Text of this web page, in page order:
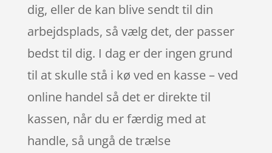
dig, eller de kan blive sendt til din
arbejdsplads, så vælg det, der passer
bedst til dig. I dag er der ingen grund
til at skulle stå i kø ved en kasse – ved
online handel så det er direkte til
kassen, når du er færdig med at
handle, så ungå de trælse